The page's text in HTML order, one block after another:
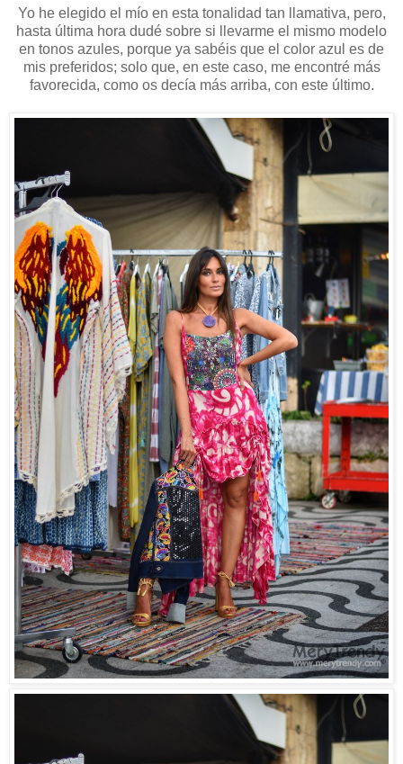
Yo he elegido el mío en esta tonalidad tan llamativa, pero,
hasta última hora dudé sobre si llevarme el mismo modelo
en tonos azules, porque ya sabéis que el color azul es de
mis preferidos; solo que, en este caso, me encontré más
favorecida, como os decía más arriba, con este último.